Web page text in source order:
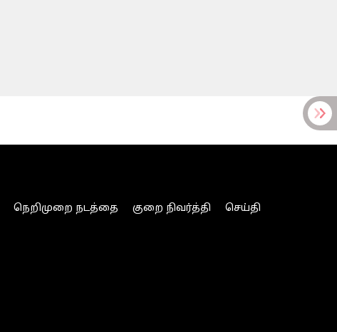
நெறிமுறை நடத்தை குறை நிவர்த்தி
செய்தி